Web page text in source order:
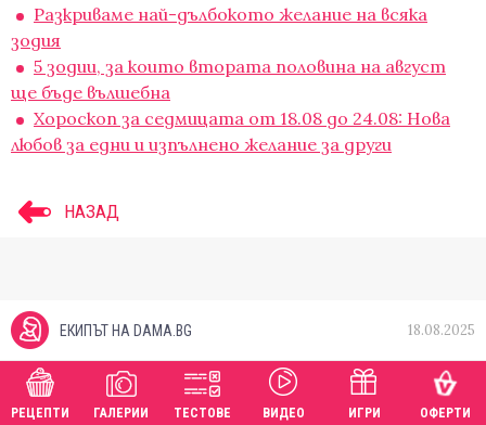
Разкриваме най-дълбокото желание на всяка
зодия
5 зодии, за които втората половина на август
ще бъде вълшебна
Хороскоп за седмицата от 18.08 до 24.08: Нова
любов за едни и изпълнено желание за други
НАЗАД
ЕКИПЪТ НА DAMA.BG 18.08.2025
РЕЦЕПТИ ГАЛЕРИИ ТЕСТОВЕ ВИДЕО ИГРИ ОФЕРТИ